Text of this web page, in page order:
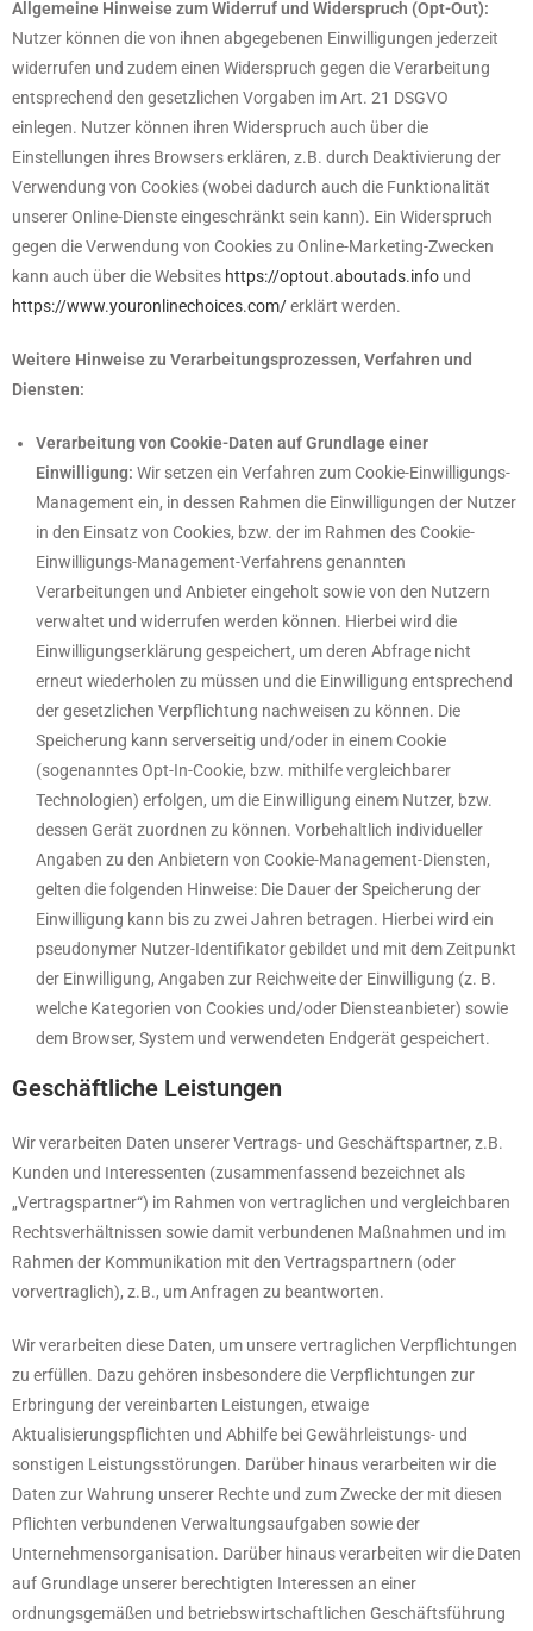
Allgemeine Hinweise zum Widerruf und Widerspruch (Opt-Out):
Nutzer können die von ihnen abgegebenen Einwilligungen jederzeit
widerrufen und zudem einen Widerspruch gegen die Verarbeitung
entsprechend den gesetzlichen Vorgaben im Art. 21 DSGVO
einlegen. Nutzer können ihren Widerspruch auch über die
Einstellungen ihres Browsers erklären, z.B. durch Deaktivierung der
Verwendung von Cookies (wobei dadurch auch die Funktionalität
unserer Online-Dienste eingeschränkt sein kann). Ein Widerspruch
gegen die Verwendung von Cookies zu Online-Marketing-Zwecken
kann auch über die Websites https://optout.aboutads.info und
https://www.youronlinechoices.com/erklärt werden.
Weitere Hinweise zu Verarbeitungsprozessen, Verfahren und
Diensten:
Verarbeitung von Cookie-Daten auf Grundlage einer
Einwilligung: Wir setzen ein Verfahren zum Cookie-Einwilligungs-
Management ein, in dessen Rahmen die Einwilligungen der Nutzer
in den Einsatz von Cookies, bzw. der im Rahmen des Cookie-
Einwilligungs-Management-Verfahrens genannten
Verarbeitungen und Anbieter eingeholt sowie von den Nutzern
verwaltet und widerrufen werden können. Hierbei wird die
Einwilligungserklärung gespeichert, um deren Abfrage nicht
erneut wiederholen zu müssen und die Einwilligung entsprechend
der gesetzlichen Verpflichtung nachweisen zu können. Die
Speicherung kann serverseitig und/oder in einem Cookie
(sogenanntes Opt-In-Cookie, bzw. mithilfe vergleichbarer
Technologien) erfolgen, um die Einwilligung einem Nutzer, bzw.
dessen Gerät zuordnen zu können. Vorbehaltlich individueller
Angaben zu den Anbietern von Cookie-Management-Diensten,
gelten die folgenden Hinweise: Die Dauer der Speicherung der
Einwilligung kann bis zu zwei Jahren betragen. Hierbei wird ein
pseudonymer Nutzer-Identifikator gebildet und mit dem Zeitpunkt
der Einwilligung, Angaben zur Reichweite der Einwilligung (z. B.
welche Kategorien von Cookies und/oder Diensteanbieter) sowie
dem Browser, System und verwendeten Endgerät gespeichert.
Geschäftliche Leistungen
Wir verarbeiten Daten unserer Vertrags- und Geschäftspartner, z.B.
Kunden und Interessenten (zusammenfassend bezeichnet als
„Vertragspartner“) im Rahmen von vertraglichen und vergleichbaren
Rechtsverhältnissen sowie damit verbundenen Maßnahmen und im
Rahmen der Kommunikation mit den Vertragspartnern (oder
vorvertraglich), z.B., um Anfragen zu beantworten.
Wir verarbeiten diese Daten, um unsere vertraglichen Verpflichtungen
zu erfüllen. Dazu gehören insbesondere die Verpflichtungen zur
Erbringung der vereinbarten Leistungen, etwaige
Aktualisierungspflichten und Abhilfe bei Gewährleistungs- und
sonstigen Leistungsstörungen. Darüber hinaus verarbeiten wir die
Daten zur Wahrung unserer Rechte und zum Zwecke der mit diesen
Pflichten verbundenen Verwaltungsaufgaben sowie der
Unternehmensorganisation. Darüber hinaus verarbeiten wir die Daten
auf Grundlage unserer berechtigten Interessen an einer
ordnungsgemäßen und betriebswirtschaftlichen Geschäftsführung